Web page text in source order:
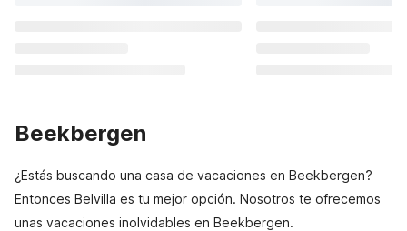
Beekbergen
¿Estás buscando una casa de vacaciones en Beekbergen?
Entonces Belvilla es tu mejor opción. Nosotros te ofrecemos
unas vacaciones inolvidables en Beekbergen.